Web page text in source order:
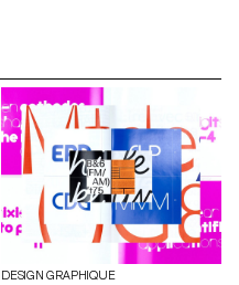
DESIGN GRAPHIQUE